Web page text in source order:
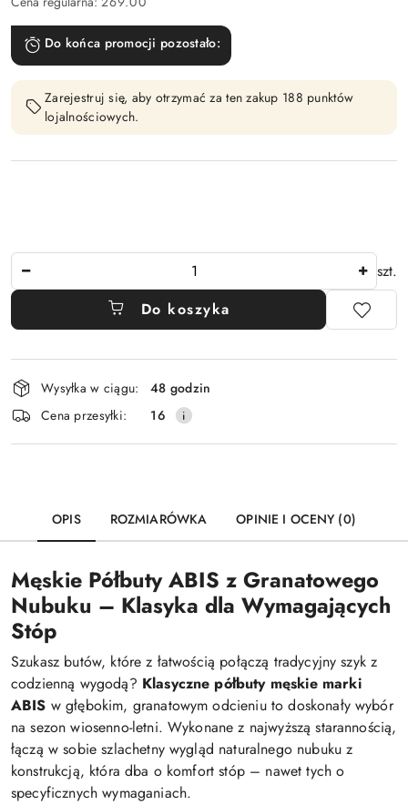
Do końca promocji pozostało:
Zarejestruj się, aby otrzymać za ten zakup 188 punktów
lojalnościowych.
szt.
Do koszyka
Dostępność
i
dostawa
Wysyłka w ciągu:
48 godzin
Cena przesyłki:
16
OPIS ROZMIARÓWKA OPINIE I OCENY (0)
Męskie Półbuty ABIS z Granatowego
Nubuku – Klasyka dla Wymagających
Stóp
Szukasz butów, które z łatwością połączą tradycyjny szyk z
codzienną wygodą? Klasyczne półbuty męskie marki
ABIS w głębokim, granatowym odcieniu to doskonały wybór
na sezon wiosenno-letni. Wykonane z najwyższą starannością,
łączą w sobie szlachetny wygląd naturalnego nubuku z
konstrukcją, która dba o komfort stóp – nawet tych o
specyficznych wymaganiach.